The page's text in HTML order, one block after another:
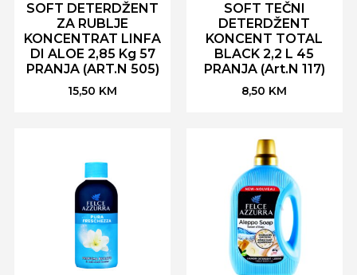
SOFT DETERDŽENT
ZA RUBLJE
KONCENTRAT LINFA
DI ALOE 2,85 Kg 57
PRANJA (ART.N 505)
15,50 KM
SOFT TEČNI
DETERDŽENT
KONCENT TOTAL
BLACK 2,2 L 45
PRANJA (Art.N 117)
8,50 KM